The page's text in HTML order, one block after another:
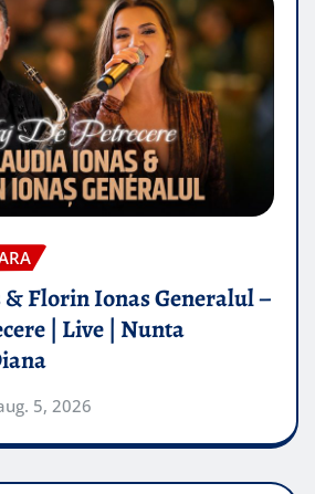
Florin Ionas Generalul –
| Live | Nunta
5, 2026